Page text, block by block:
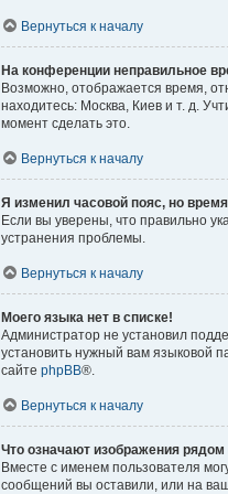
Вернуться к началу
На конференции неправильное
Возможно, отображается время,
находитесь: Москва, Киев и т. д.
момент сделать это.
Вернуться к началу
Я изменил часовой пояс, но
Если вы уверены, что правильно
устранения проблемы.
Вернуться к началу
Моего языка нет в списке!
Администратор не установил
установить нужный вам языковой
сайте phpBB®.
Вернуться к началу
Что означают изображения
Вместе с именем пользователя
сообщений вы оставили, или на